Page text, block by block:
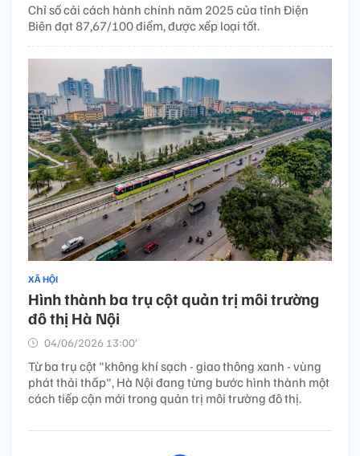
Chỉ số cải cách hành chính năm 2025 của tỉnh Điện
Biên đạt 87,67/100 điểm, được xếp loại tốt.
XÃ HỘI
Hình thành ba trụ cột quản trị môi trường
đô thị Hà Nội
04/06/2026 13:00’
Từ ba trụ cột "không khí sạch - giao thông xanh - vùng
phát thải thấp", Hà Nội đang từng bước hình thành một
cách tiếp cận mới trong quản trị môi trường đô thị.